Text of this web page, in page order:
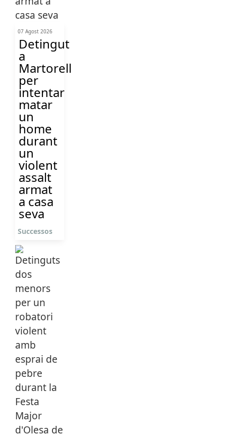
07 Agost 2026
Detingut
a
Martorell
per
intentar
matar
un
home
durant
un
violent
assalt
armat
a casa
seva
Successos